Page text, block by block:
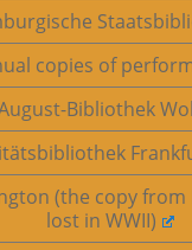
copies of
Bibliothek
(the copy
lost in WWII)